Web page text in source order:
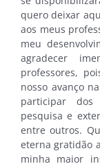
quero deixar
aos meus
meu
agradecer
professores,
nosso avanço
participar dos
pesquisa e
entre outros.
eterna gratidão
minha maior